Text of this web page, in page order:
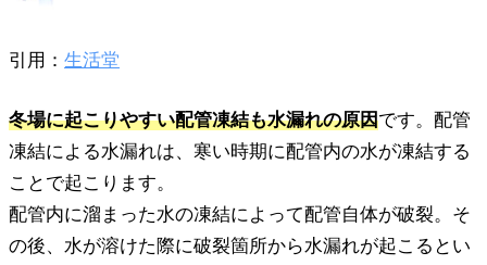
引用： 生活堂
冬場に起こりやすい配管凍結も水漏れの原因です。配管
凍結による水漏れは、寒い時期に配管内の水が凍結する
ことで起こります。
配管内に溜まった水の凍結によって配管自体が破裂。そ
の後、水が溶けた際に破裂箇所から水漏れが起こるとい